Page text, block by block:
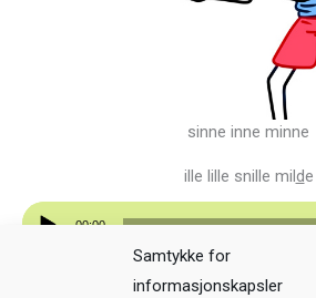
Samtykke for
informasjonskapsler
sinne inne minne
ille lille snille milde
Lydavspiller
00:00